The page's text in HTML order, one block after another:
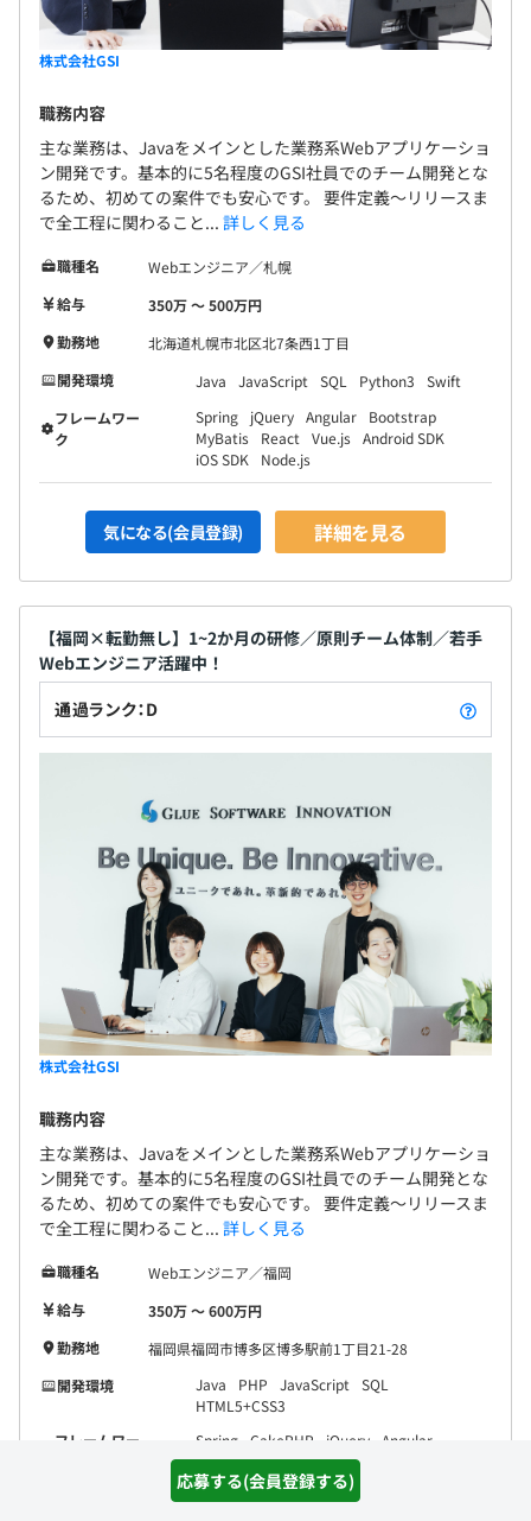
応募する(会員登録する)
株式会社GSI
職務内容
主な業務は、Javaをメインとした業務系Webアプリケーショ
ン開発です。基本的に5名程度のGSI社員でのチーム開発とな
るため、初めての案件でも安心です。 要件定義～リリースま
で全工程に関わること... 詳しく見る
職種名
Webエンジニア／札幌
給与
350万 〜 500万円
勤務地
北海道札幌市北区北7条西1丁目
開発環境
Java JavaScript SQL Python3
Swift
フレームワー
ク
Spring jQuery Angular
Bootstrap
MyBatis
React Vue.js Android SDK
iOS SDK
Node.js
気になる(会員登録) 詳細を見る
【福岡×転勤無し】1~2か月の研修／原則チーム体制／若手
Webエンジニア活躍中！
通過ランク：D
株式会社GSI
職務内容
主な業務は、Javaをメインとした業務系Webアプリケーショ
ン開発です。基本的に5名程度のGSI社員でのチーム開発とな
るため、初めての案件でも安心です。 要件定義～リリースま
で全工程に関わること... 詳しく見る
職種名
Webエンジニア／福岡
給与
350万 〜 600万円
勤務地
福岡県福岡市博多区博多駅前1丁目21-28
開発環境
Java PHP JavaScript
SQL
HTML5+CSS3
フレームワー
Spring CakePHP jQuery
Angular
Bootstrap